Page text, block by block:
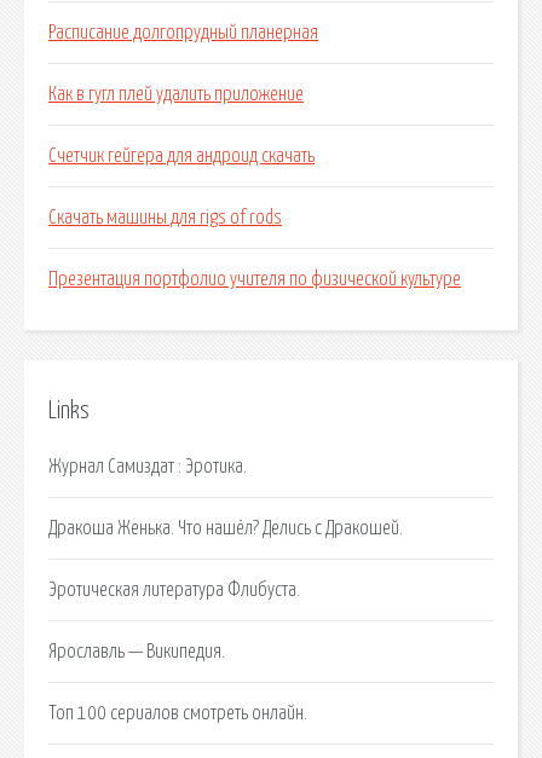
Расписание долгопрудный планерная
Как в гугл плей удалить приложение
Счетчик гейгера для андроид скачать
Скачать машины для rigs of rods
Презентация портфолио учителя по физической культуре
Links
Журнал Самиздат : Эротика.
Дракоша Женька. Что нашёл? Делись с Дракошей.
Эротическая литература Флибуста.
Ярославль — Википедия.
Топ 100 сериалов смотреть онлайн.